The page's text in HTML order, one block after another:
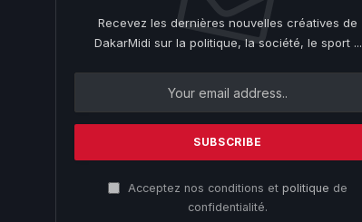
Recevez les dernières nouvelles créatives de
DakarMidi sur la politique, la société, le sport ...
Acceptez nos conditions et politique de
confidentialité.